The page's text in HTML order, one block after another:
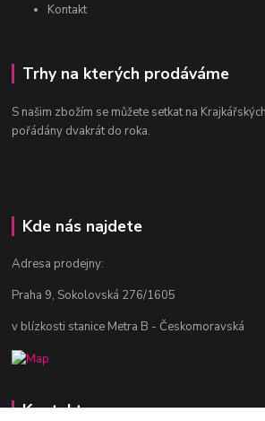
Kontakt
Trhy na kterých prodáváme
S našim zbožím se můžete setkat na
pořádány dvakrát do roka.
Kde nás najdete
Adresa prodejny:
Praha 9, Sokolovská 276/1605
v blízkosti stanice Metra B - Českomoravská
Kontakty